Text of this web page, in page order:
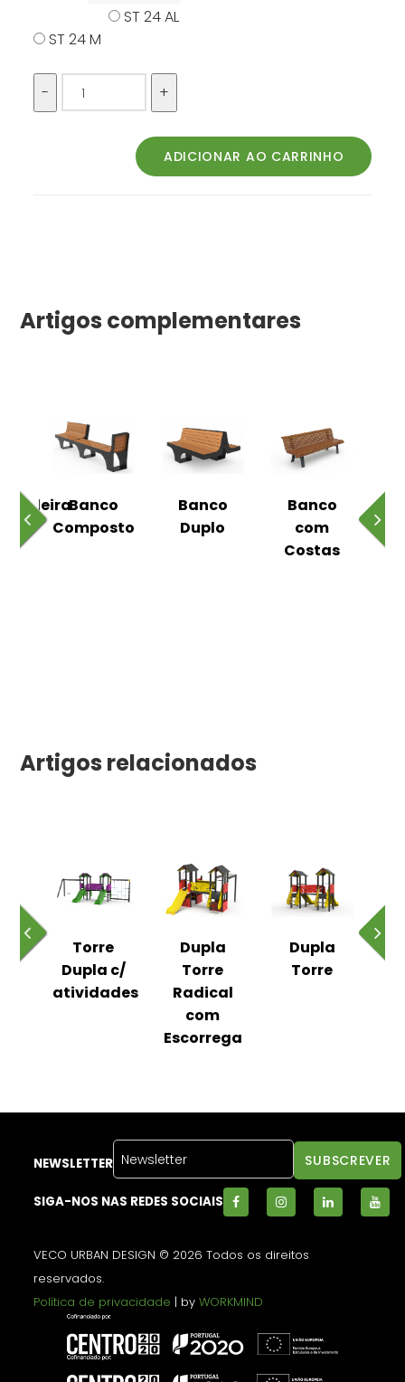
ST 24 AL
ST 24 M
Artigos complementares
Banco
Composto
Banco
Duplo
Banco
com
Costas
Artigos relacionados
Torre
Dupla c/
atividades
Dupla
Torre
Radical
com
Escorrega
Dupla
Torre
NEWSLETTER
SIGA-NOS NAS REDES SOCIAIS
VECO URBAN DESIGN © 2026 Todos os direitos
reservados.
Política de privacidade | byWORKMIND